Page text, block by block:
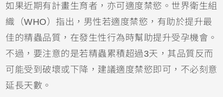
如果近期有計畫生育者，亦可適度禁慾。世界衛生組
織（WHO）指出，男性若適度禁慾，有助於提升最
佳的精蟲品質，在發生性行為時幫助提升受孕機會。
不過，要注意的是若精蟲累積超過3天，其品質反而
可能受到破壞或下降，建議適度禁慾即可，不必刻意
延長天數。